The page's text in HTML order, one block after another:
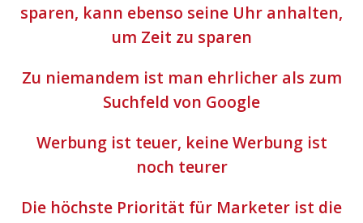
sparen, kann ebenso seine Uhr anhalten,
um Zeit zu sparen
Zu niemandem ist man ehrlicher als zum
Suchfeld von Google
Werbung ist teuer, keine Werbung ist
noch teurer
Die höchste Priorität für Marketer ist die